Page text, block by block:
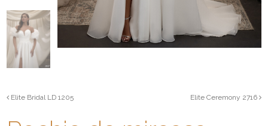
Elite Bridal LD 1205 Elite Ceremony 2716